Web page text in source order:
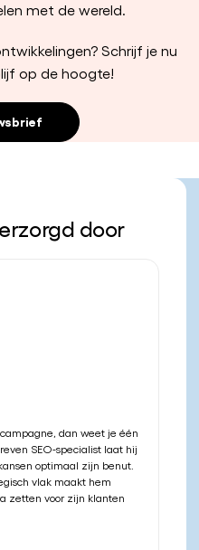
met de wereld.
Schrijf je nu
op de hoogte!
door
dan weet je één
SEO-specialist laat hij
optimaal zijn benut.
vlak maakt hem
zetten voor zijn klanten